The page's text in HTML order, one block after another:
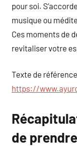
pour soi.
musique ou
Ces moments de
revitaliser votre
Texte de
https://
de